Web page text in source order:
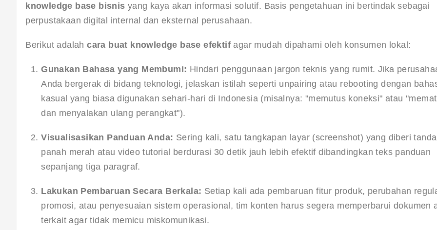
knowledge base bisnis yang kaya akan informasi solutif. Basis pengetahuan ini bertindak sebagai
perpustakaan digital internal dan eksternal perusahaan.
Berikut adalah cara buat knowledge base efektif agar mudah dipahami oleh konsumen lokal:
Gunakan Bahasa yang Membumi: Hindari penggunaan jargon teknis yang rumit. Jika
Anda bergerak di bidang teknologi, jelaskan istilah seperti unpairing atau rebooting dengan
kasual yang biasa digunakan sehari-hari di Indonesia (misalnya: "memutus koneksi" atau
dan menyalakan ulang perangkat").
Visualisasikan Panduan Anda: Sering kali, satu tangkapan layar (screenshot) yang diberi tanda
panah merah atau video tutorial berdurasi 30 detik jauh lebih efektif dibandingkan teks panduan
sepanjang tiga paragraf.
Lakukan Pembaruan Secara Berkala: Setiap kali ada pembaruan fitur produk, perubahan
promosi, atau penyesuaian sistem operasional, tim konten harus segera memperbarui dokumen
terkait agar tidak memicu miskomunikasi.